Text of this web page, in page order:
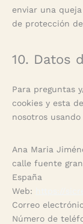
enviar una
de protección
10. Datos
Para preguntas
cookies y esta
nosotros
Ana Maria
calle fuente
España
Web:
Correo
Número de